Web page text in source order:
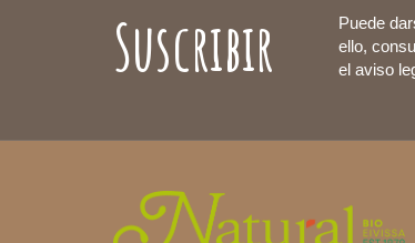
Suscribir
Puede
ello,
el aviso